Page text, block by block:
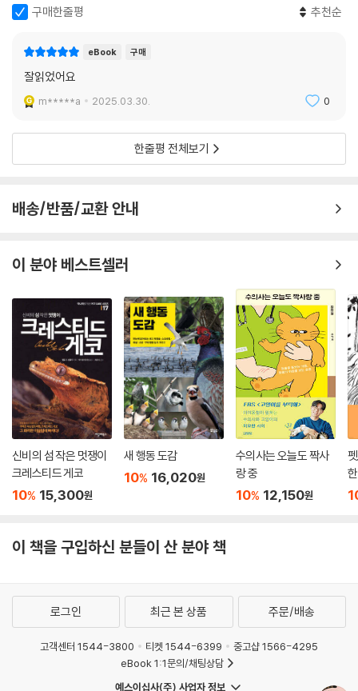
구매한줄평 추천순
eBook 구매
잘읽었어요
m*****a 2025.03.30. 0
한줄평 전체보기
배송/반품/교환 안내
이 분야 베스트셀러
신비의 섬 작은 멋쟁이
크레스티드 게코
10% 15,300원
새 행동 도감
10% 16,020원
수의사는 오늘도 짝사
랑 중
10% 12,150원
이 책을 구입하신 분들이 산 분야 책
로그인 최근 본 상품 주문/배송
고객센터 1544-3800 티켓 1544-6399
중고샵 1566-4295
eBook 1:1문의/채팅상담
예스이십사(주) 사업자 정보